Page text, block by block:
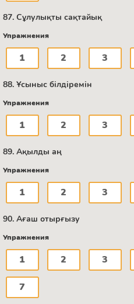
87. Сұлулықты сақтайық
Упражнения
1 2 3
88. Ұсыныс білдіремін
Упражнения
1 2 3
89. Ақылды аң
Упражнения
1 2 3
90. Ағаш отырғызу
Упражнения
1 2 3
7